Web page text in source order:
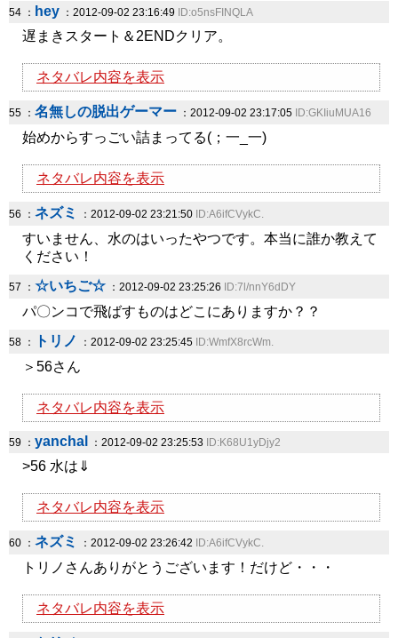
54 ： hey ：2012-09-02 23:16:49 ID:o5nsFINQLA
遅まきスタート＆2ENDクリア。
ネタバレ内容を表示
55 ： 名無しの脱出ゲーマー ：2012-09-02 23:17:05 ID:GKIiuMUA16
始めからすっごい詰まってる(；一_一)
ネタバレ内容を表示
56 ： ネズミ ：2012-09-02 23:21:50 ID:A6ifCVykC.
すいません、水のはいったやつです。本当に誰か教えて
ください！
57 ： ☆いちご☆ ：2012-09-02 23:25:26 ID:7l/nnY6dDY
パ〇ンコで飛ばすものはどこにありますか？？
58 ： トリノ ：2012-09-02 23:25:45 ID:WmfX8rcWm.
＞56さん
ネタバレ内容を表示
59 ： yanchal ：2012-09-02 23:25:53 ID:K68U1yDjy2
>56 水は⇓
ネタバレ内容を表示
60 ： ネズミ ：2012-09-02 23:26:42 ID:A6ifCVykC.
トリノさんありがとうございます！だけど・・・
ネタバレ内容を表示